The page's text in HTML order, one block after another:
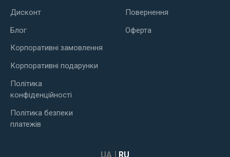
Дисконт
Блог
Корпоративні замовлення
Корпоративні подарунки
Політика
конфіденційності
Політика безпеки
платежів
Повернення
Оферта
UA | RU